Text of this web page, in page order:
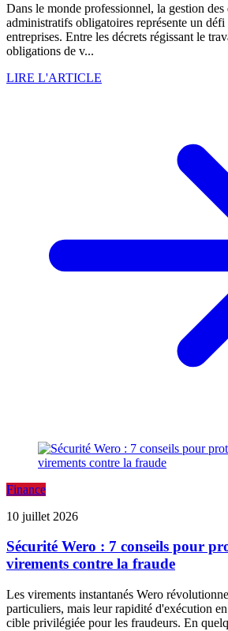
Dans le monde professionnel, la gestion des
administratifs obligatoires représente un
entreprises. Entre les décrets régissant le
obligations de v...
LIRE L'ARTICLE
Finance
10 juillet 2026
Sécurité Wero : 7 conseils pour
virements contre la fraude
Les virements instantanés Wero
particuliers, mais leur rapidité d'exécution
cible privilégiée pour les fraudeurs. En